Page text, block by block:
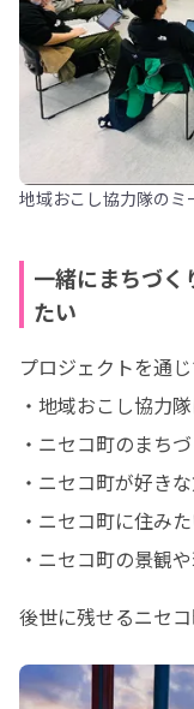
地域おこし協力隊のミ
一緒にまちづく
たい
プロジェクトを通
・地域おこし協力
・ニセコ町のまち
・ニセコ町が好き
・ニセコ町に住み
・ニセコ町の景観
後世に残せるニセ